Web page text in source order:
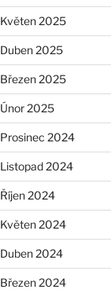
Květen 2025
Duben 2025
Březen 2025
Únor 2025
Prosinec 2024
Listopad 2024
Říjen 2024
Květen 2024
Duben 2024
Březen 2024